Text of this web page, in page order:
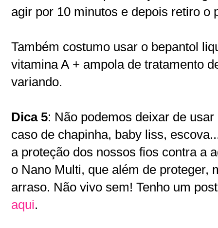
agir por 10 minutos e depois retiro o
Também costumo usar o bepantol
vitamina A + ampola de tratamento
variando.
Dica 5: Não podemos deixar de
caso de chapinha, baby liss,
a proteção dos nossos fios contra a
o Nano Multi, que além de proteger,
arraso. Não vivo sem! Tenho um
aqui.